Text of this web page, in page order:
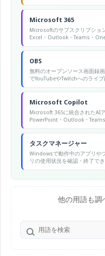
Microsoft 365
Microsoftのサブスクリプショ
Excel・Outlook・Teams・
OBS
無料のオープンソース画面録
でYouTubeやTwitchへのライ
Microsoft Copilot
Microsoft 365に統合されたAI
PowerPoint・Outlook・
する。
タスクマネージャー
Windowsで動作中のアプリや
リの使用状況を確認・終了でき
他の用語も調